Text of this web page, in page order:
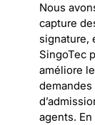
Nous
capture
signature,
SingoTec
améliore
demandes
agents.